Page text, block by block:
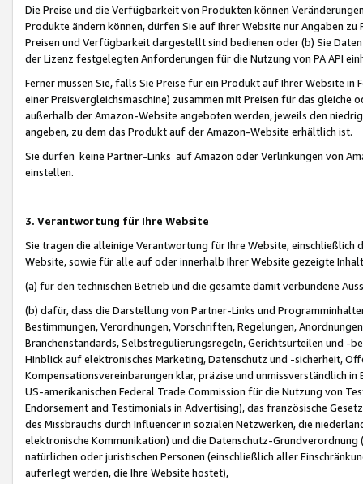
Die Preise und die Verfügbarkeit von Produkten können
Produkte ändern können, dürfen Sie auf Ihrer Website nur Angaben
Preisen und Verfügbarkeit dargestellt sind bedienen oder (b) Sie
der Lizenz festgelegten Anforderungen für die Nutzung von PA API
Ferner müssen Sie, falls Sie Preise für ein Produkt auf Ihrer Website
einer Preisvergleichsmaschine) zusammen mit Preisen für das
außerhalb der Amazon-Website angeboten werden, jeweils den
angeben, zu dem das Produkt auf der Amazon-Website erhältlich ist.
Sie dürfen keine Partner-Links auf Amazon oder Verlinkungen von
einstellen.
3. Verantwortung für Ihre Website
Sie tragen die alleinige Verantwortung für Ihre Website,
Website, sowie für alle auf oder innerhalb Ihrer Website gezeigte
(a) für den technischen Betrieb und die gesamte damit verbundene
(b) dafür, dass die Darstellung von Partner-Links und
Bestimmungen, Verordnungen, Vorschriften, Regelungen,
Branchenstandards, Selbstregulierungsregeln, Gerichtsurteilen und -
Hinblick auf elektronisches Marketing, Datenschutz und -sicherheit,
Kompensationsvereinbarungen klar, präzise und unmissverständlich
US-amerikanischen Federal Trade Commission für die Nutzung von
Endorsement and Testimonials in Advertising), das französische
des Missbrauchs durch Influencer in sozialen Netzwerken, die
elektronische Kommunikation) und die Datenschutz-
natürlichen oder juristischen Personen (einschließlich aller
auferlegt werden, die Ihre Website hostet),